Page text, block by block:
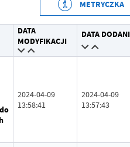
2024-01-30 08:36:43
Anna Straśko
2024-01-30 08:37:31
METRYCZKA
DATA
MODYFIKACJI
DATA
2024-04-09
13:58:41
2024-04-09
13:57:43